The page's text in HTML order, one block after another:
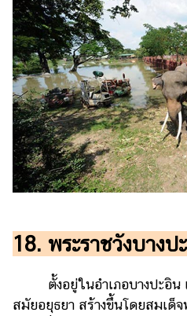
18. พระราชวังบางป
ตั้งอยู่ในอำเภอบางปะอิน เ
สมัยอยุธยา สร้างขึ้นโดยสมเด็